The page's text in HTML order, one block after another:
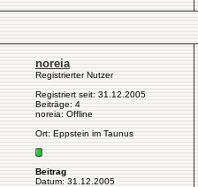
noreia
Registrierter Nutzer
Registriert seit: 31.12.2005
Beiträge: 4
noreia: Offline
Ort: Eppstein im Taunus
Beitrag
Datum: 31.12.2005